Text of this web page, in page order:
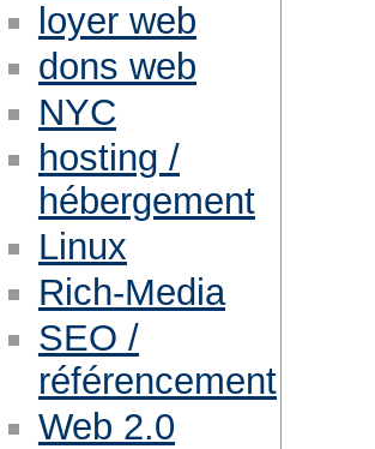
loyer web
dons web
NYC
hosting /
hébergement
Linux
Rich-Media
SEO /
référencement
Web 2.0